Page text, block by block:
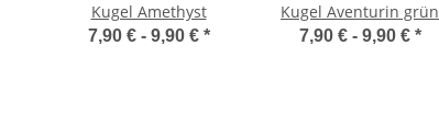
Kugel Amethyst
7,90 € - 9,90 € *
Kugel Aventurin grün
7,90 € - 9,90 € *